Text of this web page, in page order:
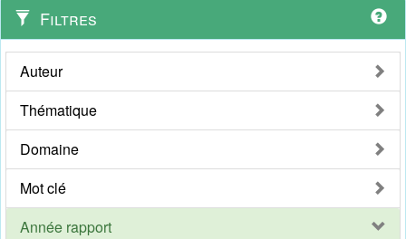
Filtres
Auteur
Thématique
Domaine
Mot clé
Année rapport